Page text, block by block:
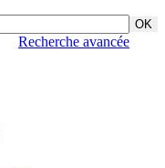
Recherche avancée